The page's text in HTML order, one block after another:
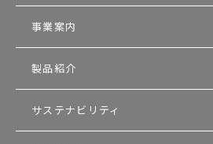
事業案内
製品紹介
サステナビリティ